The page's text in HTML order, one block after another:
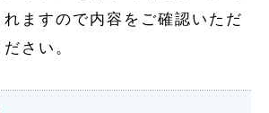
ますので内容をご確認いただ
さい。